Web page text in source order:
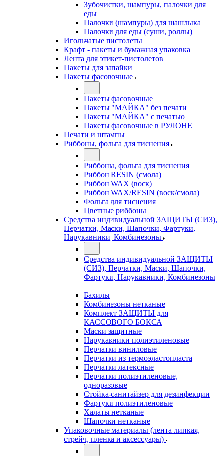
Зубочистки, шампуры, палочки для
еды
Палочки (шампуры) для шашлыка
Палочки для еды (суши, роллы)
Игольчатые пистолеты
Крафт - пакеты и бумажная упаковка
Лента для этикет-пистолетов
Пакеты для запайки
Пакеты фасовочные
Пакеты фасовочные
Пакеты "МАЙКА" без печати
Пакеты "МАЙКА" с печатью
Пакеты фасовочные в РУЛОНЕ
Печати и штампы
Риббоны, фольга для тиснения
Риббоны, фольга для тиснения
Риббон RESIN (смола)
Риббон WAX (воск)
Риббон WAX/RESIN (воск/смола)
Фольга для тиснения
Цветные риббоны
Средства индивидуальной ЗАЩИТЫ (СИЗ),
Перчатки, Маски, Шапочки, Фартуки,
Нарукавники, Комбинезоны
Средства индивидуальной ЗАЩИТЫ
(СИЗ), Перчатки, Маски, Шапочки,
Фартуки, Нарукавники, Комбинезоны
Бахилы
Комбинезоны нетканые
Комплект ЗАЩИТЫ для
КАССОВОГО БОКСА
Маски защитные
Нарукавники полиэтиленовые
Перчатки виниловые
Перчатки из термоэластопласта
Перчатки латексные
Перчатки полиэтиленовые,
одноразовые
Стойка-санитайзер для дезинфекции
Фартуки полиэтиленовые
Халаты нетканые
Шапочки нетканые
Упаковочные материалы (лента липкая,
стрейч, пленка и аксессуары)